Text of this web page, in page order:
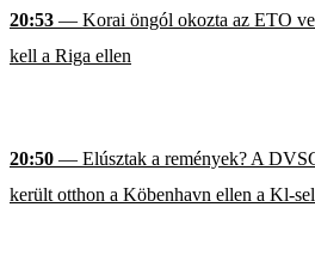
20:53 — Korai öngól okozta az ETO
kell a Riga ellen
20:50 — Elúsztak a remények? A
került otthon a Köbenhavn ellen a Kl-